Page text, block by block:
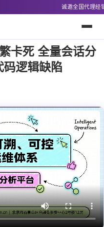
理经销商及解决方案合作方，联系电话：
卡死 全量会话分
码逻辑缺陷